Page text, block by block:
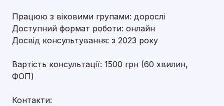
Працюю з віковими групами: дорослі
Доступний формат роботи: онлайн
Досвід консультування: з 2023 року
Вартість консультації: 1500 грн (60 хвилин,
ФОП)
Контакти: